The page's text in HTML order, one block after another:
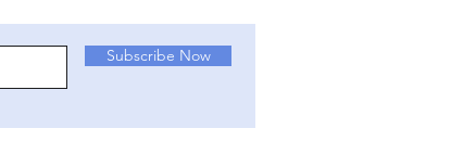
Subscribe Now